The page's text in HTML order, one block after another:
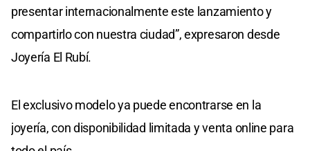
presentar internacionalmente este lanzamiento y
compartirlo con nuestra ciudad”, expresaron desde
Joyería El Rubí.
El exclusivo modelo ya puede encontrarse en la
joyería, con disponibilidad limitada y venta online para